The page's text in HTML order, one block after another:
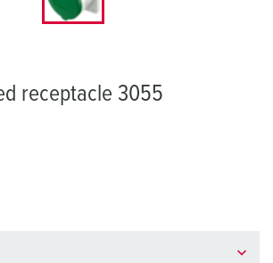
receptacle 3055